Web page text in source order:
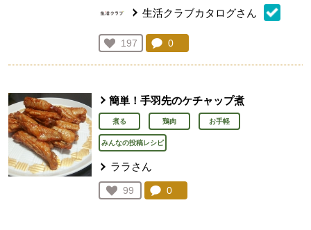
生活クラブカタログさん
お気に入り登録：
197
人が登録
コメント：
0
簡単！手羽先のケチャップ煮
煮る 鶏肉 お手軽
みんなの投稿レシピ
ララさん
お気に入り登録：
99
人が登録
コメント：
0